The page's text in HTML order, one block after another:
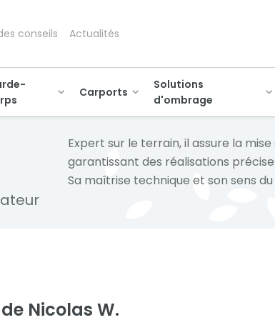
conseils Actualités
Carports
Solutions
d'ombrage
Expert sur le terrain, il assure la
garantissant des réalisations
Sa maîtrise technique et son sens
Nicolas W.